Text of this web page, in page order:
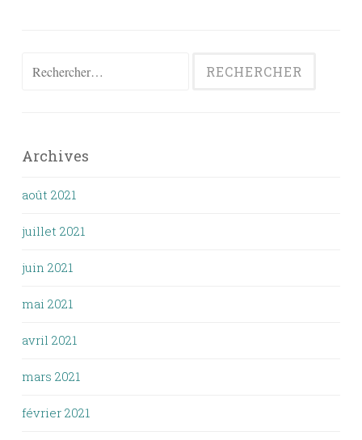
Rechercher :
Archives
août 2021
juillet 2021
juin 2021
mai 2021
avril 2021
mars 2021
février 2021